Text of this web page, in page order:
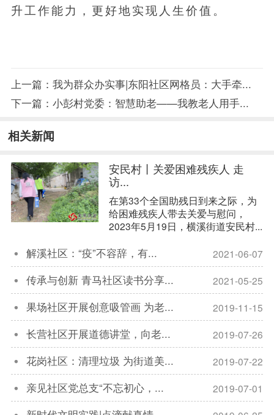
升工作能力，更好地实现人生价值。
上一篇： 我为群众办实事|东阳社区网格员：大手牵...
下一篇： 小彭村党委：智慧助老——我教老人用手...
相关新闻
安民村丨关爱困难残疾人 走
访...
在第33个全国助残日到来之际，为
给困难残疾人带去关爱与慰问，
2023年5月19日，横溪街道安民村...
 解溪社区：“疫”不容辞，有... 2021-06-07
 传承与创新 青马社区读书分享... 2021-05-25
 果场社区开展创意吸管画 为老... 2019-11-15
 长营社区开展道德讲堂，向老... 2019-07-26
 花岗社区：清理垃圾 为街道美... 2019-07-22
 亲见社区党总支“不忘初心，... 2019-07-01